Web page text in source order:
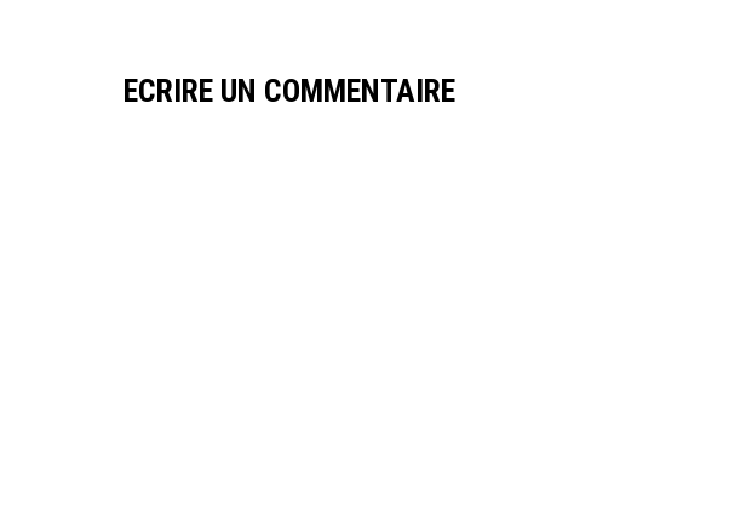
ECRIRE UN COMMENTAIRE